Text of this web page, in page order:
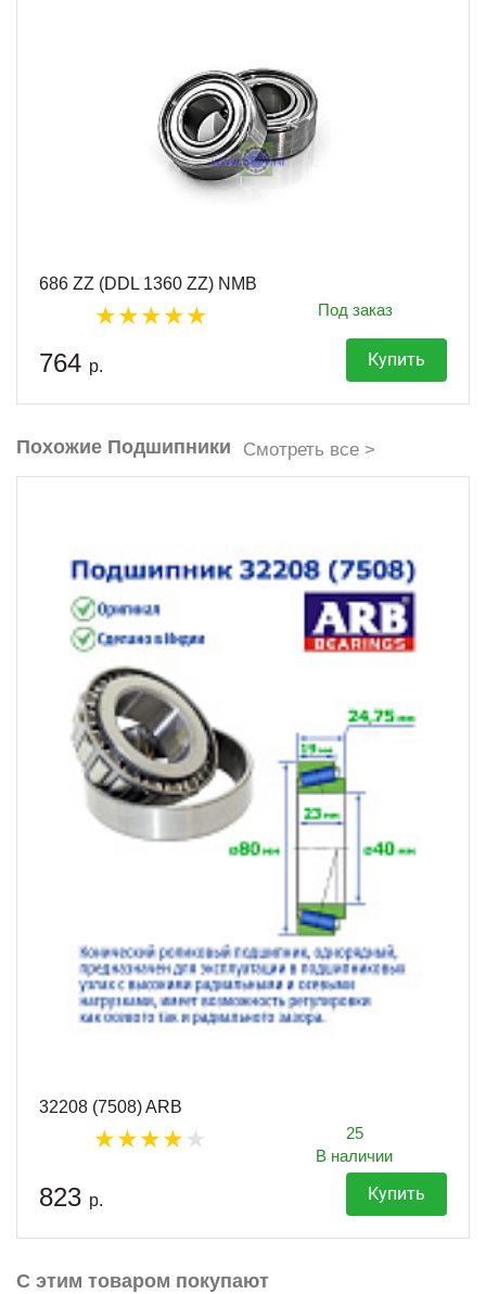
686 ZZ (DDL 1360 ZZ) NMB
Под заказ
764 р. Купить
Похожие Подшипники Смотреть все >
32208 (7508) ARB
25
В наличии
823 р. Купить
С этим товаром покупают